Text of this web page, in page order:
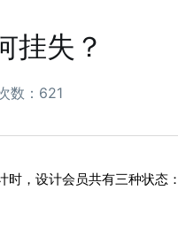
挂失？
数：621
，设计会员共有三种状态